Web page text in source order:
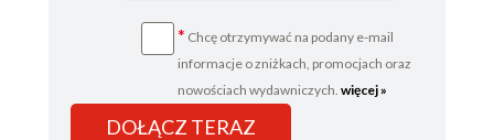
* Chcę otrzymywać na podany e-mail
informacje o zniżkach, promocjach oraz
nowościach wydawniczych. więcej »
DOŁĄCZ TERAZ